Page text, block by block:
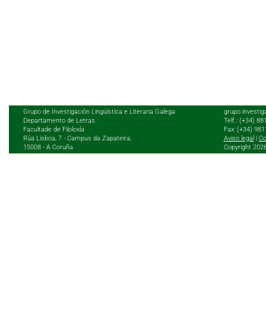
Grupo de Investigación Lingüística e Literaria Galega
Departamento de Letras.
Facultade de Filoloxía
Rúa Lisboa, 7 - Campus da Zapateira,
15008 - A Coruña
Telf.: (+34)
Fax: (+34)
Aviso legal |
Copyright